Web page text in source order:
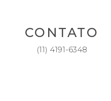
CONTATO
(11) 4191-6348